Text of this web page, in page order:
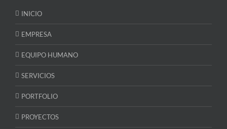
INICIO
EMPRESA
EQUIPO HUMANO
SERVICIOS
PORTFOLIO
PROYECTOS